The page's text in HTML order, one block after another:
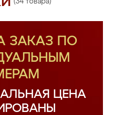
ЗАКАЗ ПО
ЦЕНА